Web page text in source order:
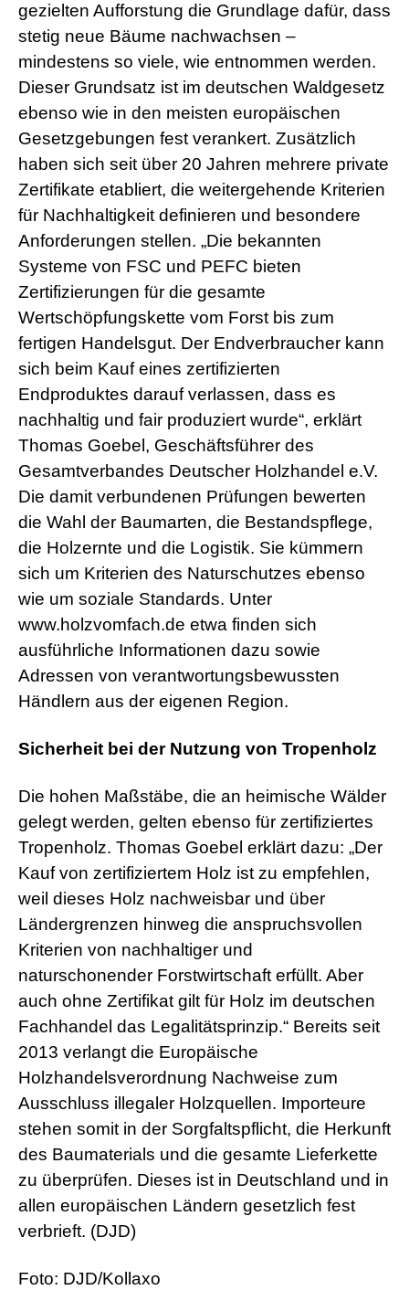
gezielten Aufforstung die Grundlage dafür, dass
stetig neue Bäume nachwachsen –
mindestens so viele, wie entnommen werden.
Dieser Grundsatz ist im deutschen Waldgesetz
ebenso wie in den meisten europäischen
Gesetzgebungen fest verankert. Zusätzlich
haben sich seit über 20 Jahren mehrere private
Zertifikate etabliert, die weitergehende Kriterien
für Nachhaltigkeit definieren und besondere
Anforderungen stellen. „Die bekannten
Systeme von FSC und PEFC bieten
Zertifizierungen für die gesamte
Wertschöpfungskette vom Forst bis zum
fertigen Handelsgut. Der Endverbraucher kann
sich beim Kauf eines zertifizierten
Endproduktes darauf verlassen, dass es
nachhaltig und fair produziert wurde“, erklärt
Thomas Goebel, Geschäftsführer des
Gesamtverbandes Deutscher Holzhandel e.V.
Die damit verbundenen Prüfungen bewerten
die Wahl der Baumarten, die Bestandspflege,
die Holzernte und die Logistik. Sie kümmern
sich um Kriterien des Naturschutzes ebenso
wie um soziale Standards. Unter
www.holzvomfach.de etwa finden sich
ausführliche Informationen dazu sowie
Adressen von verantwortungsbewussten
Händlern aus der eigenen Region.
Sicherheit bei der Nutzung von Tropenholz
Die hohen Maßstäbe, die an heimische Wälder
gelegt werden, gelten ebenso für zertifiziertes
Tropenholz. Thomas Goebel erklärt dazu: „Der
Kauf von zertifiziertem Holz ist zu empfehlen,
weil dieses Holz nachweisbar und über
Ländergrenzen hinweg die anspruchsvollen
Kriterien von nachhaltiger und
naturschonender Forstwirtschaft erfüllt. Aber
auch ohne Zertifikat gilt für Holz im deutschen
Fachhandel das Legalitätsprinzip.“ Bereits seit
2013 verlangt die Europäische
Holzhandelsverordnung Nachweise zum
Ausschluss illegaler Holzquellen. Importeure
stehen somit in der Sorgfaltspflicht, die Herkunft
des Baumaterials und die gesamte Lieferkette
zu überprüfen. Dieses ist in Deutschland und in
allen europäischen Ländern gesetzlich fest
verbrieft. (DJD)
Foto: DJD/Kollaxo